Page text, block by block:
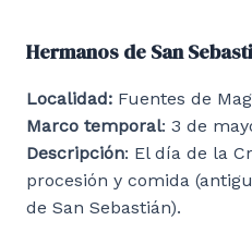
Hermanos de San
Localidad: Fuentes de
Marco temporal: 3 de
Descripción: El día de la
procesión y comida
de San Sebastián).